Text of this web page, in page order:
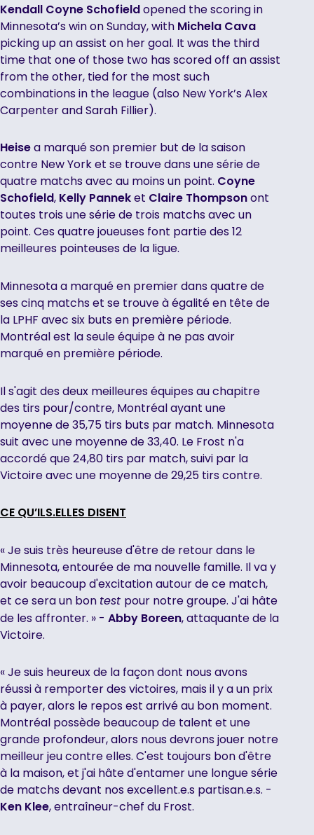
Kendall Coyne Schofieldopened the scoring in
Minnesota’s win on Sunday, with Michela Cava
picking up an assist on her goal. It was the third
time that one of those two has scored off an assist
from the other, tied for the most such
combinations in the league (also New York’s Alex
Carpenter and Sarah Fillier).
Heisea marqué son premier but de la saison
contre New York et se trouve dans une série de
quatre matchs avec au moins un point. Coyne
Schofield, Kelly Panneket Claire Thompsonont
toutes trois une série de trois matchs avec un
point. Ces quatre joueuses font partie des 12
meilleures pointeuses de la ligue.
Minnesota a marqué en premier dans quatre de
ses cinq matchs et se trouve à égalité en tête de
la LPHF avec six buts en première période.
Montréal est la seule équipe à ne pas avoir
marqué en première période.
Il s'agit des deux meilleures équipes au chapitre
des tirs pour/contre, Montréal ayant une
moyenne de 35,75 tirs buts par match. Minnesota
suit avec une moyenne de 33,40. Le Frost n'a
accordé que 24,80 tirs par match, suivi par la
Victoire avec une moyenne de 29,25 tirs contre.
CE QU’ILS.ELLES DISENT
« Je suis très heureuse d'être de retour dans le
Minnesota, entourée de ma nouvelle famille. Il va y
avoir beaucoup d'excitation autour de ce match,
et ce sera un bon test pour notre groupe. J'ai hâte
de les affronter. » - Abby Boreen, attaquante de la
Victoire.
« Je suis heureux de la façon dont nous avons
réussi à remporter des victoires, mais il y a un prix
à payer, alors le repos est arrivé au bon moment.
Montréal possède beaucoup de talent et une
grande profondeur, alors nous devrons jouer notre
meilleur jeu contre elles. C'est toujours bon d'être
à la maison, et j'ai hâte d'entamer une longue série
de matchs devant nos excellent.e.s partisan.e.s. -
Ken Klee, entraîneur-chef du Frost.